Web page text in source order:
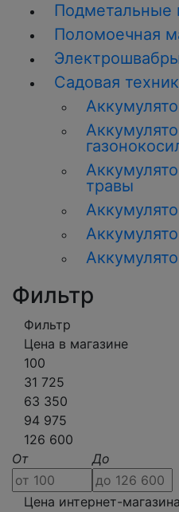
Поломоечная
Садовая
травы
Фильтр
Фильтр
Цена в магазине
100
31 725
63 350
94 975
126 600
От
До
Цена интернет-магазина